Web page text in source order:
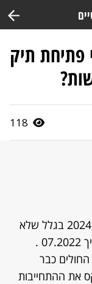
פתיחת תיק
118
אשתי קיבלה מכתב מהוצאה לפועל ב2024 בגלל שלא
.
כבר
את ההתחייבות